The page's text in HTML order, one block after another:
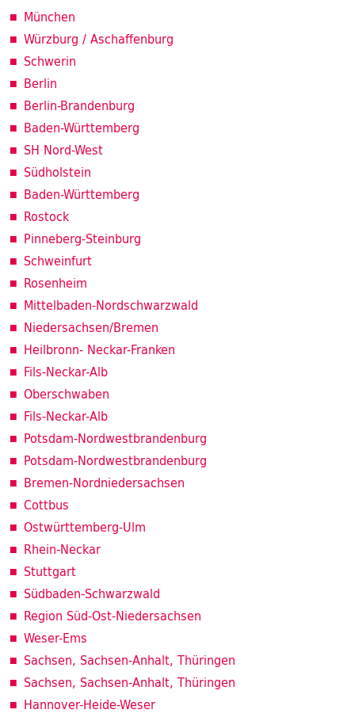
München
Würzburg / Aschaffenburg
Schwerin
Berlin
Berlin-Brandenburg
Baden-Württemberg
SH Nord-West
Südholstein
Baden-Württemberg
Rostock
Pinneberg-Steinburg
Schweinfurt
Rosenheim
Mittelbaden-Nordschwarzwald
Niedersachsen/Bremen
Heilbronn- Neckar-Franken
Fils-Neckar-Alb
Oberschwaben
Fils-Neckar-Alb
Potsdam-Nordwestbrandenburg
Potsdam-Nordwestbrandenburg
Bremen-Nordniedersachsen
Cottbus
Ostwürttemberg-Ulm
Rhein-Neckar
Stuttgart
Südbaden-Schwarzwald
Region Süd-Ost-Niedersachsen
Weser-Ems
Sachsen, Sachsen-Anhalt, Thüringen
Sachsen, Sachsen-Anhalt, Thüringen
Hannover-Heide-Weser